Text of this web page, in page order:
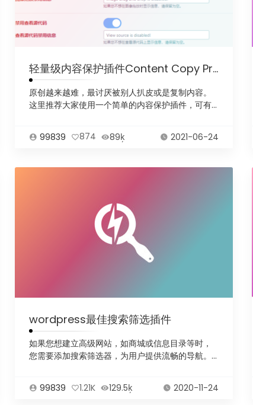
轻量级内容保护插件Content Copy Protection & Disable Right Click
原创越来越难，最讨厌被别人扒皮或是复制内容。
这里推荐大家使用一个简单的内容保护插件，可有
99839
874 89ķ 2021-06-24
wordpress最佳搜索筛选插件
如果您想建立高级网站，如商城或信息目录等时，
您需要添加搜索筛选器，为用户提供流畅的导航。
99839
1.21K 129.5ķ 2020-11-24